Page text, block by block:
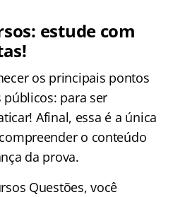
estude com
os principais pontos
públicos: para ser
Afinal, essa é a única
o conteúdo
da prova.
Questões, você